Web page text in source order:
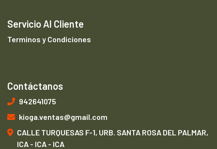
Servicio Al Cliente
Terminos y Condiciones
Contáctanos
942641075
kioga.ventas@gmail.com
CALLE TURQUESAS F-1, URB. SANTA ROSA DEL PALMAR,
ICA - ICA - ICA